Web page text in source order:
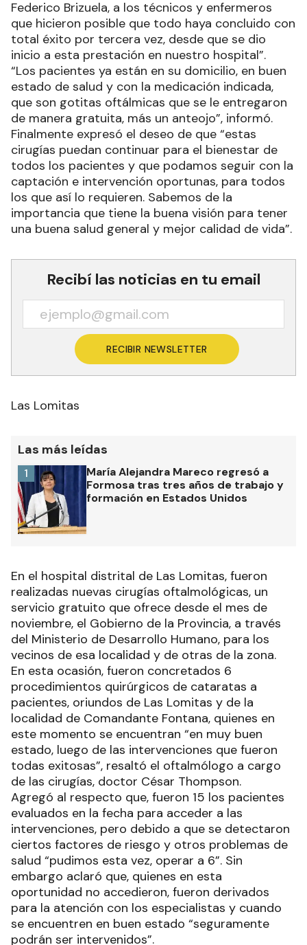
Federico Brizuela, a los técnicos y enfermeros
que hicieron posible que todo haya concluido con
total éxito por tercera vez, desde que se dio
inicio a esta prestación en nuestro hospital”.
“Los pacientes ya están en su domicilio, en buen
estado de salud y con la medicación indicada,
que son gotitas oftálmicas que se le entregaron
de manera gratuita, más un anteojo”, informó.
Finalmente expresó el deseo de que “estas
cirugías puedan continuar para el bienestar de
todos los pacientes y que podamos seguir con la
captación e intervención oportunas, para todos
los que así lo requieren. Sabemos de la
importancia que tiene la buena visión para tener
una buena salud general y mejor calidad de vida”.
Recibí las noticias en tu email
RECIBIR NEWSLETTER
Las Lomitas
Las más leídas
María Alejandra Mareco regresó a
Formosa tras tres años de trabajo y
formación en Estados Unidos
1
En el hospital distrital de Las Lomitas, fueron
realizadas nuevas cirugías oftalmológicas, un
servicio gratuito que ofrece desde el mes de
noviembre, el Gobierno de la Provincia, a través
del Ministerio de Desarrollo Humano, para los
vecinos de esa localidad y de otras de la zona.
En esta ocasión, fueron concretados 6
procedimientos quirúrgicos de cataratas a
pacientes, oriundos de Las Lomitas y de la
localidad de Comandante Fontana, quienes en
este momento se encuentran “en muy buen
estado, luego de las intervenciones que fueron
todas exitosas”, resaltó el oftalmólogo a cargo
de las cirugías, doctor César Thompson.
Agregó al respecto que, fueron 15 los pacientes
evaluados en la fecha para acceder a las
intervenciones, pero debido a que se detectaron
ciertos factores de riesgo y otros problemas de
salud “pudimos esta vez, operar a 6”. Sin
embargo aclaró que, quienes en esta
oportunidad no accedieron, fueron derivados
para la atención con los especialistas y cuando
se encuentren en buen estado “seguramente
podrán ser intervenidos”.